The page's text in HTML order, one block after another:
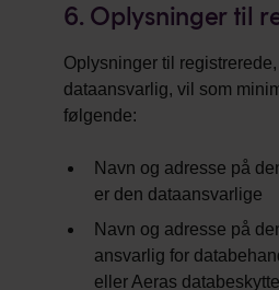
6. Oplysninger til
Oplysninger til
dataansvarlig, vil som
følgende:
Navn og adresse på
er den dataansvarlige
Navn og adresse på
ansvarlig for
eller Aeras